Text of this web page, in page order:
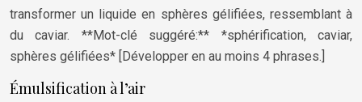
transformer un liquide en sphères gélifiées, ressemblant à
du caviar. **Mot-clé suggéré:** *sphérification, caviar,
sphères gélifiées* [Développer en au moins 4 phrases.]
Émulsification à l’air